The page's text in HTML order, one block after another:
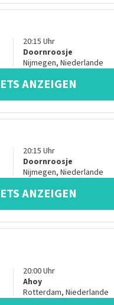
20:15 Uhr
Doornroosje
Nijmegen, Niederlande
ANZEIGEN
20:15 Uhr
Doornroosje
Nijmegen, Niederlande
ANZEIGEN
20:00Uhr
Ahoy
Rotterdam, Niederlande